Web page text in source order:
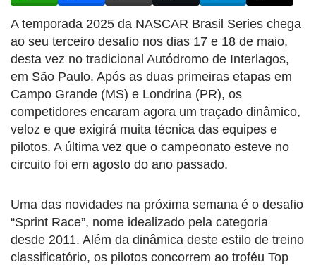
A temporada 2025 da NASCAR Brasil Series chega
ao seu terceiro desafio nos dias 17 e 18 de maio,
desta vez no tradicional Autódromo de Interlagos,
em São Paulo. Após as duas primeiras etapas em
Campo Grande (MS) e Londrina (PR), os
competidores encaram agora um traçado dinâmico,
veloz e que exigirá muita técnica das equipes e
pilotos. A última vez que o campeonato esteve no
circuito foi em agosto do ano passado.
Uma das novidades na próxima semana é o desafio
“Sprint Race”, nome idealizado pela categoria
desde 2011. Além da dinâmica deste estilo de treino
classificatório, os pilotos concorrem ao troféu Top